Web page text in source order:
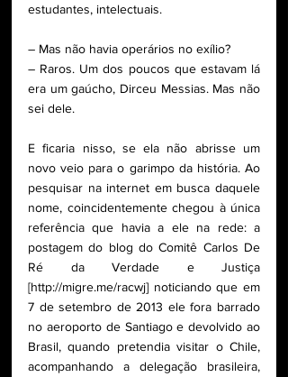
estudantes, intelectuais.
– Mas não havia operários no exílio?
– Raros. Um dos poucos que estavam lá
era um gaúcho, Dirceu Messias. Mas não
sei dele.
E ficaria nisso, se ela não abrisse um
novo veio para o garimpo da história. Ao
pesquisar na internet em busca daquele
nome, coincidentemente chegou à única
referência que havia a ele na rede: a
postagem do blog do Comitê Carlos De
Ré da Verdade e Justiça
[http://migre.me/racwj] noticiando que em
7 de setembro de 2013 ele fora barrado
no aeroporto de Santiago e devolvido ao
Brasil, quando pretendia visitar o Chile,
acompanhando a delegação brasileira,